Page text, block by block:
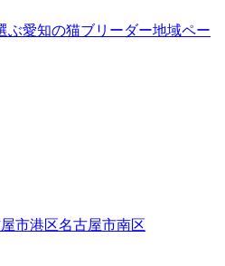
ぶ愛知の猫ブリーダー地域ペー
市港区名古屋市南区